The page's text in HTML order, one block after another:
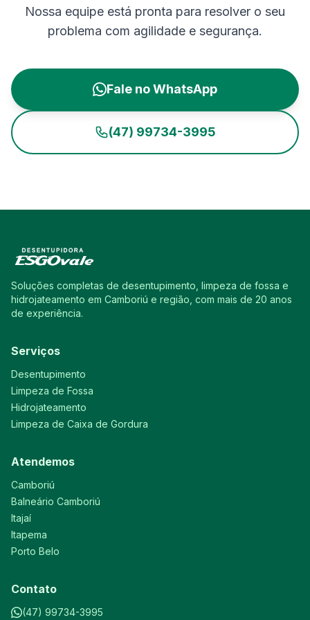
Nossa equipe está pronta para resolver o seu
problema com agilidade e segurança.
Fale no WhatsApp
(47) 99734-3995
Soluções completas de desentupimento, limpeza de fossa e
hidrojateamento em Camboriú e região, com mais de 20 anos
de experiência.
Serviços
Desentupimento
Limpeza de Fossa
Hidrojateamento
Limpeza de Caixa de Gordura
Atendemos
Camboriú
Balneário Camboriú
Itajaí
Itapema
Porto Belo
Contato
(47) 99734-3995